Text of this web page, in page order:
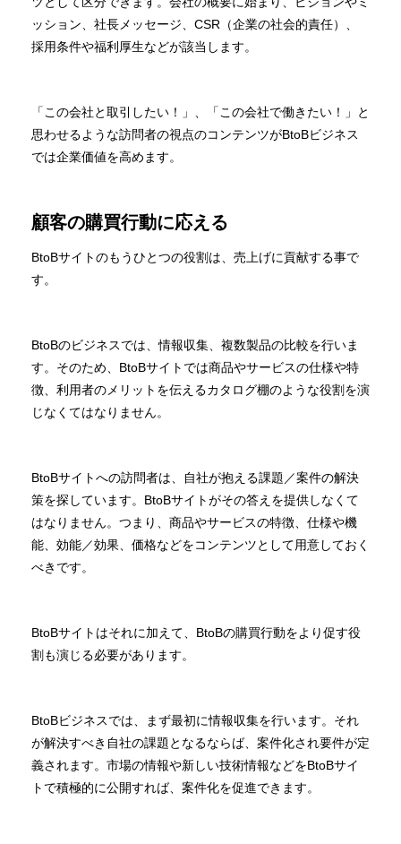
ッション、社長メッセージ、CSR（企業の社会的責任）、
採用条件や福利厚生などが該当します。
「この会社と取引したい！」、「この会社で働きたい！」と
思わせるような訪問者の視点のコンテンツがBtoBビジネス
では企業価値を高めます。
顧客の購買行動に応える
BtoBサイトのもうひとつの役割は、売上げに貢献する事で
す。
BtoBのビジネスでは、情報収集、複数製品の比較を行いま
す。そのため、BtoBサイトでは商品やサービスの仕様や特
徴、利用者のメリットを伝えるカタログ棚のような役割を演
じなくてはなりません。
BtoBサイトへの訪問者は、自社が抱える課題／案件の解決
策を探しています。BtoBサイトがその答えを提供しなくて
はなりません。つまり、商品やサービスの特徴、仕様や機
能、効能／効果、価格などをコンテンツとして用意しておく
べきです。
BtoBサイトはそれに加えて、BtoBの購買行動をより促す役
割も演じる必要があります。
BtoBビジネスでは、まず最初に情報収集を行います。それ
が解決すべき自社の課題となるならば、案件化され要件が定
義されます。市場の情報や新しい技術情報などをBtoBサイ
トで積極的に公開すれば、案件化を促進できます。